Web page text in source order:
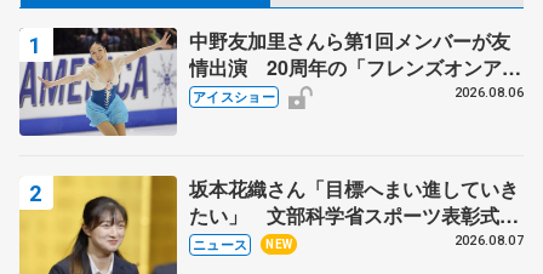
中野友加里さんら第1回メンバーが友
情出演 20周年の「フレンズオンアイ
ス」 宮本賢二さん、有川梨絵さん、
アイスショー 2026.08.06
坂本花織さん「目標へまい進していき
たい」 文部科学省スポーツ表彰式で
代表謝辞
ニュース NEW 2026.08.07